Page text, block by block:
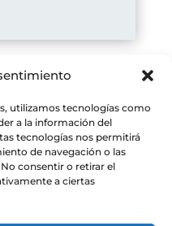
utilizamos tecnologías como
a la información del
tecnologías nos permitirá
de navegación o las
consentir o retirar el
a ciertas